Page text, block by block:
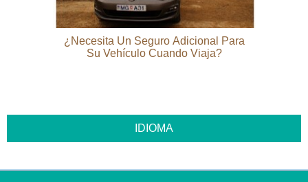
¿Necesita Un Seguro Adicional Para
Su Vehículo Cuando Viaja?